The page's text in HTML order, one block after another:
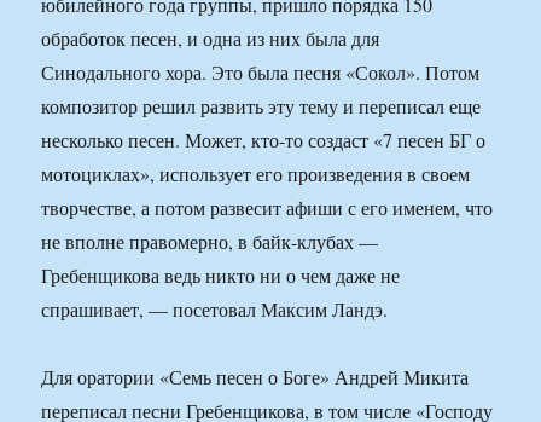
обработок песен, и одна из них была для
Синодального хора. Это была песня «Сокол». Потом
композитор решил развить эту тему и переписал еще
несколько песен. Может, кто-то создаст «7 песен БГ о
мотоциклах», использует его произведения в своем
творчестве, а потом развесит афиши с его именем, что
не вполне правомерно, в байк-клубах —
Гребенщикова ведь никто ни о чем даже не
спрашивает, — посетовал Максим Ландэ.
Для оратории «Семь песен о Боге» Андрей Микита
переписал песни Гребенщикова, в том числе «Господу